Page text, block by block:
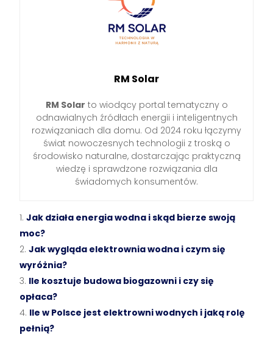
RM Solar
RM Solar to wiodący portal tematyczny o
odnawialnych źródłach energii i inteligentnych
rozwiązaniach dla domu. Od 2024 roku łączymy
świat nowoczesnych technologii z troską o
środowisko naturalne, dostarczając praktyczną
wiedzę i sprawdzone rozwiązania dla
świadomych konsumentów.
Jak działa energia wodna i skąd bierze swoją
moc?
Jak wygląda elektrownia wodna i czym się
wyróżnia?
Ile kosztuje budowa biogazowni i czy się
opłaca?
Ile w Polsce jest elektrowni wodnych i jaką rolę
pełnią?